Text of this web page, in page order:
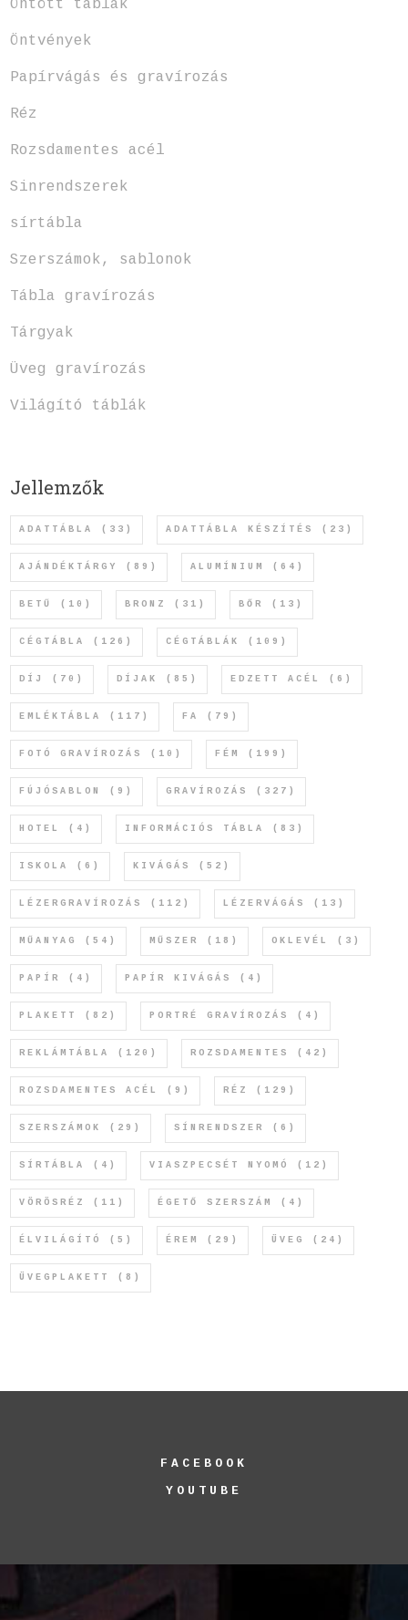
Öntött táblák
Öntvények
Papírvágás és gravírozás
Réz
Rozsdamentes acél
Sinrendszerek
sírtábla
Szerszámok, sablonok
Tábla gravírozás
Tárgyak
Üveg gravírozás
Világító táblák
Jellemzők
ADATTÁBLA (33) ADATTÁBLA KÉSZÍTÉS (23)
AJÁNDÉKTÁRGY (89) ALUMÍNIUM (64)
BETŰ (10) BRONZ (31) BŐR (13)
CÉGTÁBLA (126) CÉGTÁBLÁK (109)
DÍJ (70) DÍJAK (85) EDZETT ACÉL (6)
EMLÉKTÁBLA (117) FA (79)
FOTÓ GRAVÍROZÁS (10) FÉM (199)
FÚJÓSABLON (9) GRAVÍROZÁS (327)
HOTEL (4) INFORMÁCIÓS TÁBLA (83)
ISKOLA (6) KIVÁGÁS (52)
LÉZERGRAVÍROZÁS (112) LÉZERVÁGÁS (13)
MŰANYAG (54) MŰSZER (18) OKLEVÉL (3)
PAPÍR (4) PAPÍR KIVÁGÁS (4)
PLAKETT (82) PORTRÉ GRAVÍROZÁS (4)
REKLÁMTÁBLA (120) ROZSDAMENTES (42)
ROZSDAMENTES ACÉL (9) RÉZ (129)
SZERSZÁMOK (29) SÍNRENDSZER (6)
SÍRTÁBLA (4) VIASZPECSÉT NYOMÓ (12)
VÖRÖSRÉZ (11) ÉGETŐ SZERSZÁM (4)
ÉLVILÁGÍTÓ (5) ÉREM (29) ÜVEG (24)
ÜVEGPLAKETT (8)
FACEBOOK
YOUTUBE